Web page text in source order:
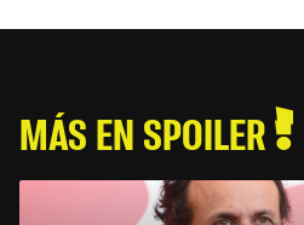
MÁS EN SPOILER